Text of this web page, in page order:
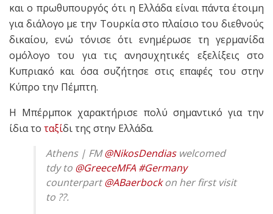
και ο πρωθυπουργός ότι η Ελλάδα είναι πάντα έτοιμη
για διάλογο με την Τουρκία στο πλαίσιο του διεθνούς
δικαίου, ενώ τόνισε ότι ενημέρωσε τη γερμανίδα
ομόλογο του για τις ανησυχητικές εξελίξεις στο
Κυπριακό και όσα συζήτησε στις επαφές του στην
Κύπρο την Πέμπτη.
Η Μπέρμποκ χαρακτήρισε πολύ σημαντικό για την
ίδια το ταξίδι της στην Ελλάδα.
Athens | FM@NikosDendiaswelcomed
tdy to @GreeceMFA #Germany
counterpart@ABaerbockon her first visit
to ??.